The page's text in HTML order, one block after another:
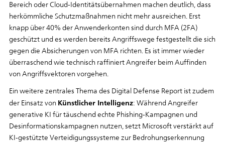
Bereich oder Cloud-Identitätsübernahmen machen deutlich, dass
herkömmliche Schutzmaßnahmen nicht mehr ausreichen. Erst
knapp über 40% der Anwenderkonten sind durch MFA (2FA)
geschützt und es werden bereits Angriffswege festgestellt die sich
gegen die Absicherungen von MFA richten. Es ist immer wieder
überraschend wie technisch raffiniert Angreifer beim Auffinden
von Angriffsvektoren vorgehen.
Ein weitere zentrales Thema des Digital Defense Report ist zudem
der Einsatz von Künstlicher Intelligenz: Während Angreifer
generative KI für täuschend echte Phishing-Kampagnen und
Desinformationskampagnen nutzen, setzt Microsoft verstärkt auf
KI-gestützte Verteidigungssysteme zur Bedrohungserkennung